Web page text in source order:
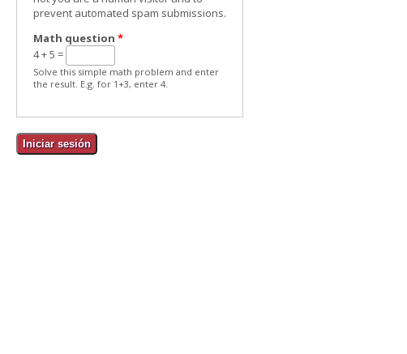
prevent automated spam submissions.
Math question *
4 + 5 =
Solve this simple math problem and enter
the result. E.g. for 1+3, enter 4.